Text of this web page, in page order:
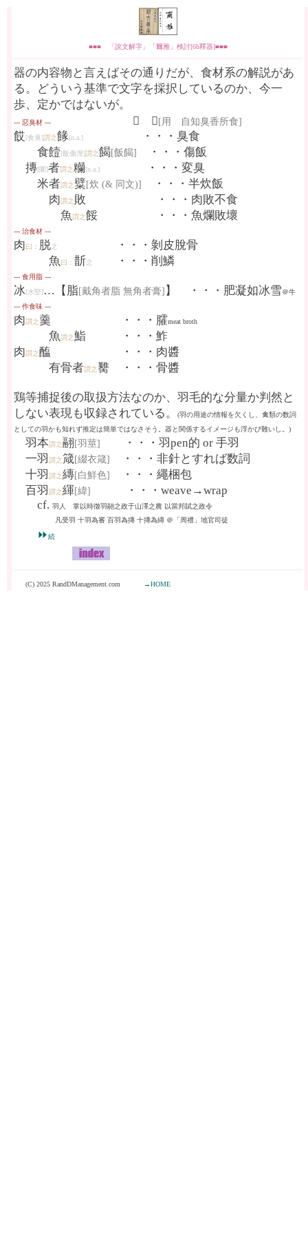
■■■ 「說文解字」「爾雅」検討[6b釋器]■■■
器の内容物と言えばその通りだが、食材系の解説があ
る。どういう基準で文字を採択しているのか、今一
歩、定かではないが。
--- 惡臭材 --- ⇒ 𦤘 [用 自知臭香所食]
餀[食臭]謂之餯[n.a.]
・・・臭食
食饐[飯傷溼]謂之餲[飯餲]
・・・傷飯
摶[圜]者謂之糷[n.a.]
・・・変臭
米者謂之 糪 [炊 (& 同文)]
・・・半炊飯
肉謂之 敗 ・・・肉敗不食
魚謂之餒 ・・・魚爛敗壞
--- 治食材 ---
肉曰： 脱之
・・・剝皮脫骨
魚曰： 斮之 ・・・削鱗
--- 食用脂 ---
冰[水堅]…【脂 [戴角者脂 無角者膏] 】 ・・・肥凝如冰雪＠牛
--- 作食味 ---
肉謂之 羹 ・・・臛meat broth
魚謂之鮨 ・・・鮓
肉謂之醢 ・・・肉醬
有骨者謂之臡 ・・・骨醬
鶏等捕捉後の取扱方法なのか、羽毛的な分量か判然と
しない表現も収録されている。
(羽の用途の情報を欠くし、禽類の数詞
としての羽かも知れず推定は簡単ではなさそう。器と関係するイメージも浮かび難いし。)
羽本謂之翮 [羽莖]
・・・羽pen的 or 手羽
一羽 謂之箴 [綴衣箴]
・・・非針とすれば数詞
十羽 謂之縳[白鮮色]
・・・繩梱包
百羽 謂之緷[緯]
・・・weave→wrap
cf. 羽人 掌以時徵羽翮之政于山澤之農 以當邦賦之政令
凡受羽 十羽為審 百羽為摶 十摶為縳 ＠「周禮」地官司徒
⏩続
(C) 2025 RandDManagement.com →HOME